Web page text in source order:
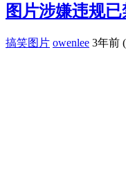
图片涉嫌违规已
搞笑图片 owenlee 3年前